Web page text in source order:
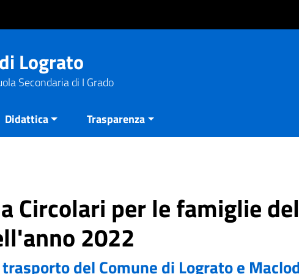
Lograto
Secondaria di I Grado
Didattica Trasparenza
Circolari per le famiglie del
2022
del Comune di Lograto e